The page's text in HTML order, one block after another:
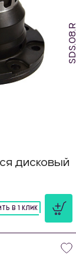
SDS.08.R
дисковый
В 1 КЛИК